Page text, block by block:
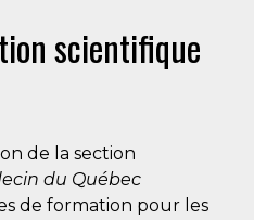
scientifique
de la section
du Québec
de formation pour les